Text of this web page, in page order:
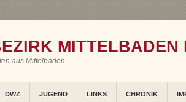
MITTELBADEN
aus Mittelbaden
DWZ JUGEND LINKS CHRONIK